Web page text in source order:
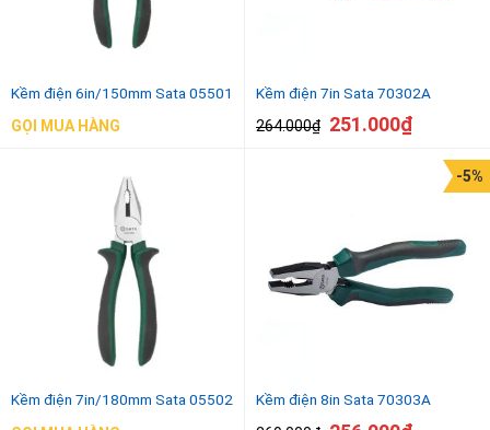
Kềm điện 6in/150mm Sata 05501
GỌI MUA HÀNG
Kềm điện 7in Sata 70302A
264.000₫ 251.000₫
Kềm điện 7in/180mm Sata 05502
Kềm điện 8in Sata 70303A
-5%